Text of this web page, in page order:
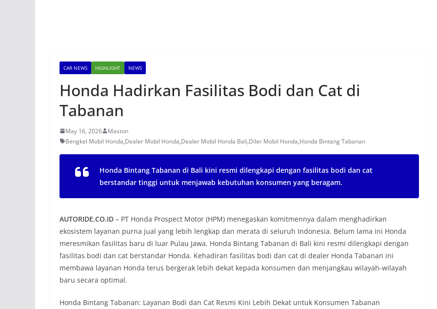
CAR NEWS HIGHLIGHT NEWS
Honda Hadirkan Fasilitas Bodi dan Cat di
Tabanan
May 16, 2026
Maston
Bengkel Mobil Honda,Dealer Mobil Honda,Dealer Mobil Honda Bali,Diler Mobil Honda,Honda Bintang Tabanan
Honda Bintang Tabanan di Bali kini resmi dilengkapi dengan fasilitas bodi dan cat
berstandar tinggi untuk menjawab kebutuhan konsumen yang beragam.
AUTORIDE.CO.ID – PT Honda Prospect Motor (HPM) menegaskan komitmennya dalam menghadirkan
ekosistem layanan purna jual yang lebih lengkap dan merata di seluruh Indonesia. Belum lama ini Honda
meresmikan fasilitas baru di luar Pulau Jawa. Honda Bintang Tabanan di Bali kini resmi dilengkapi dengan
fasilitas bodi dan cat berstandar Honda. Kehadiran fasilitas bodi dan cat di dealer Honda Tabanan ini
membawa layanan Honda terus bergerak lebih dekat kepada konsumen dan menjangkau wilayah-wilayah
baru secara optimal.
Honda Bintang Tabanan: Layanan Bodi dan Cat Resmi Kini Lebih Dekat untuk Konsumen Tabanan